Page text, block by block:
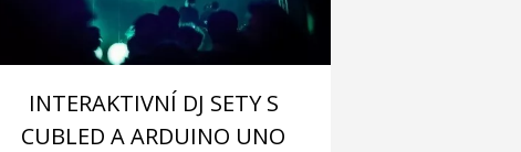
INTERAKTIVNÍ DJ SETY S
CUBLED A ARDUINO UNO